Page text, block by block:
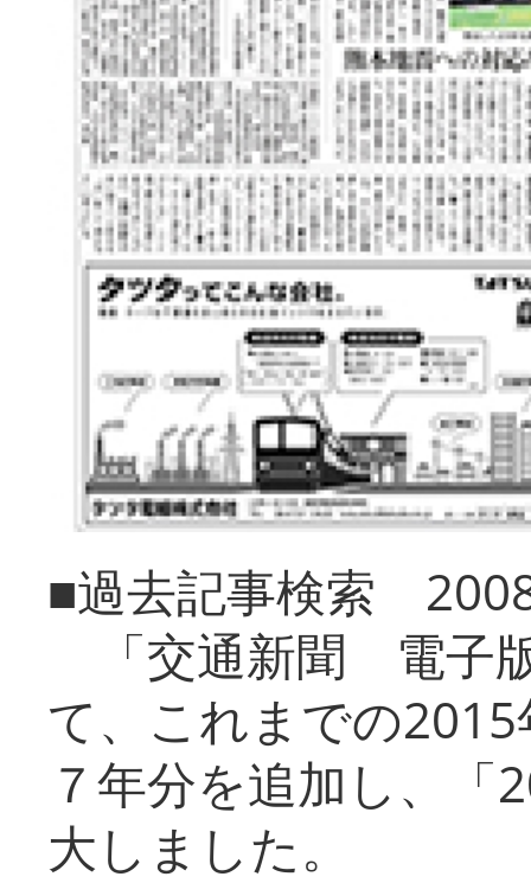
■過去記事検索
「交通新聞 電子
て、これまでの
７年分を追加し、「
大しまし